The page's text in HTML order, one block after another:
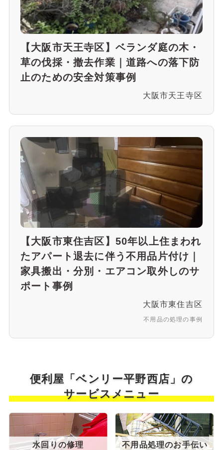
【大阪市天王寺区】ベランダ庭の木・
草の伐採・撤去作業｜道路への落下防
止のための安全対策事例
大阪市天王寺区
【大阪市東住吉区】50年以上住まわれ
たアパート退去に伴う不用品片付け｜
家具搬出・分別・エアコン取外しのサ
ポート事例
大阪市東住吉区
不用品の処理の事例
便利屋「ベンリー平野西店」の
サービスメニュー
水回りの修理 不用品処理のお手伝い